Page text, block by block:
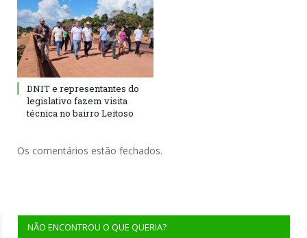
DNIT e representantes do
legislativo fazem visita
técnica no bairro Leitoso
Os comentários estão fechados.
NÃO ENCONTROU O QUE QUERIA?